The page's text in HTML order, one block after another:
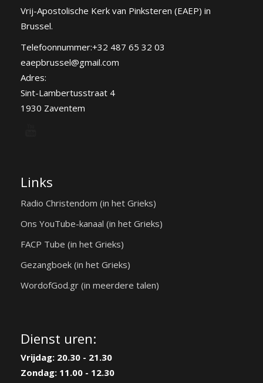
Vrij-Apostolische Kerk van Pinksteren (EAEP) in
Brussel.
Telefoonnummer:+32 487 65 32 03
eaepbrussel@gmail.com
Adres:
Sint-Lambertusstraat 4
1930 Zaventem
Links
Radio Christendom (in het Grieks)
Ons YouTube-kanaal (in het Grieks)
FACP Tube (in het Grieks)
Gezangboek (in het Grieks)
WordofGod.gr (in meerdere talen)
Dienst uren:
Vrijdag: 20.30 - 21.30
Zondag: 11.00 - 12.30